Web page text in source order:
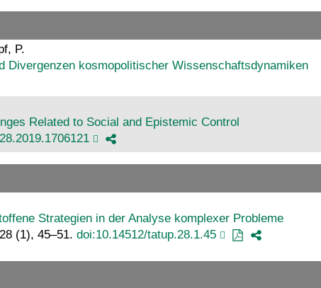
P.
Divergenzen kosmopolitischer Wissenschaftsdynamiken
Related to Social and Epistemic Control
Strategien in der Analyse komplexer Probleme
(1), 45–51. doi:10.14512/tatup.28.1.45